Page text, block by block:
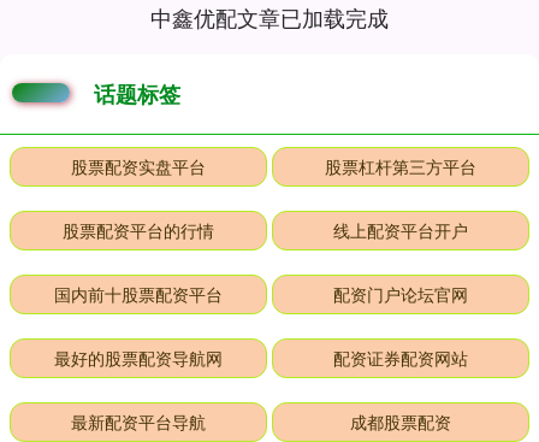
中鑫优配文章已加载完成
话题标签
股票配资实盘平台 股票杠杆第三方平台
股票配资平台的行情 线上配资平台开户
国内前十股票配资平台 配资门户论坛官网
最好的股票配资导航网 配资证券配资网站
最新配资平台导航 成都股票配资